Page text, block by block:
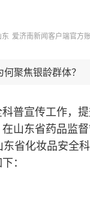
东 爱济南新闻客户端官方
聚焦银龄群体？
普宣传工作，
山东省药品监
东省化妆品安全
：